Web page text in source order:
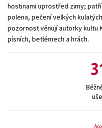
hostinami uprostřed zimy;
polena, pečení velkých
pozornost věnují autorky kultu
písních, betlémech a hrách.